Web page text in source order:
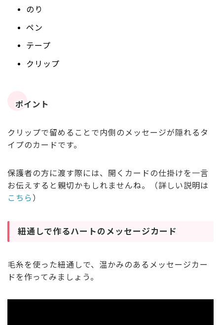
のり
ペン
テープ
クリップ
ポイント
クリップで留めることで内側のメッセージが隠れるタ
イプのカードです。
保護者の方に渡す際には、開くカードの仕掛けを一言
お伝えすると親切かもしれませんね。（詳しい説明は
こちら ）
紐通しで作るハートのメッセージカード
毛糸を使った紐通しで、温かみのあるメッセージカー
ドを作ってみましょう。